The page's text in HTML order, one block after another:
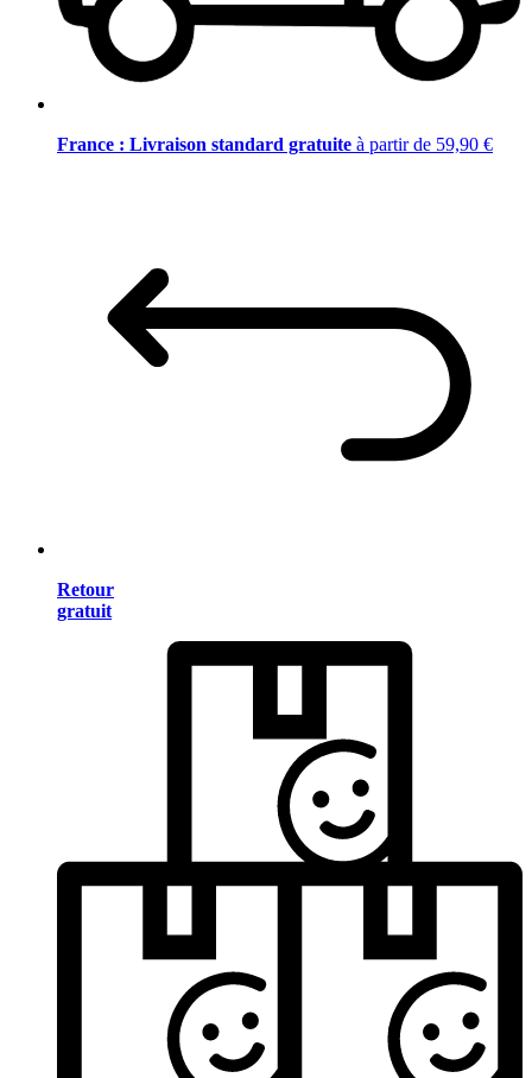
France : Livraison standard gratuite à partir de 59,90 €
Retour
gratuit